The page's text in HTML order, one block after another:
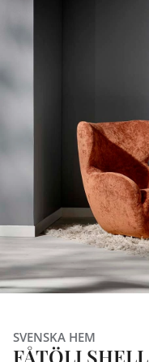
SVENSKA HEM
FÅTÖLJ SHELL